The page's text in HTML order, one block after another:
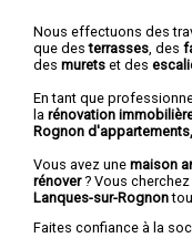
Nous effectuons des
que desterrasses , des
des murets et des
En tant que
la rénovation
Rognon
Vous avez une maison
rénover? Vous cherchez
Lanques-sur-Rognon
Faites confiance à la